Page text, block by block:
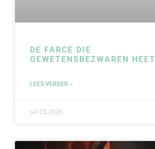
DE FARCE DIE
GEWETENSBEZWAREN HEET
LEES VERDER »
juli 23, 2026